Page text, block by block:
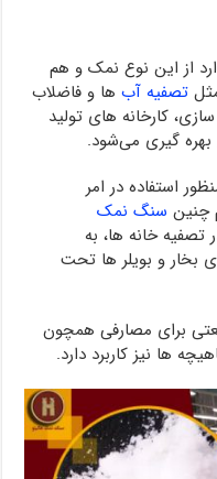
از این نوع نمک و هم
تصفیه آب ها و فاضلاب
کارخانه های تولید
بهره گیری می‌شود.
استفاده در امر
چنین سنگ نمک
خانه‌ ها، به
بخار و بویلر ها تحت
برای مصارفی همچون
ها نیز کاربرد دارد.